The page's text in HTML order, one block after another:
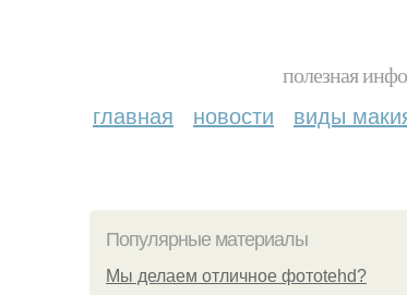
полезная
главная новости виды
Популярные материалы
Мы делаем отличное фотоtehd?